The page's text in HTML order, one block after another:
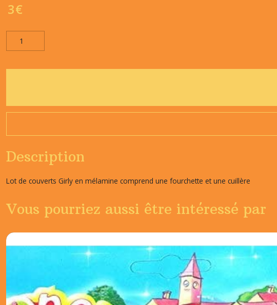
3€
Description
Lot de couverts Girly en mélamine comprend une fourchette et une cuillère
Vous pourriez aussi être intéressé par